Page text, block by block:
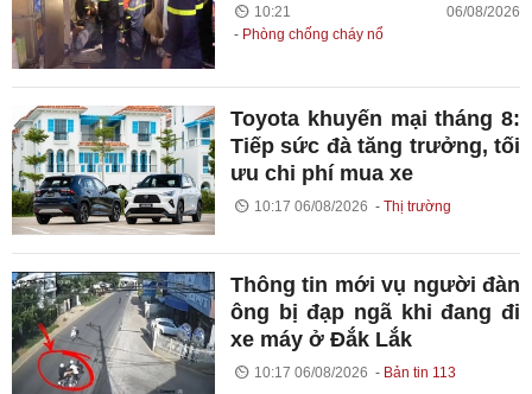
10:21 06/08/2026
Phòng chống cháy nổ
Toyota khuyến mại tháng 8:
Tiếp sức đà tăng trưởng, tối
ưu chi phí mua xe
10:17 06/08/2026 Thị trường
Thông tin mới vụ người đàn
ông bị đạp ngã khi đang đi
xe máy ở Đắk Lắk
10:17 06/08/2026 Bản tin 113